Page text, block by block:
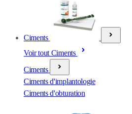
Ciments
Voir tout Ciments
Ciments
Ciments d'implantologie
Ciments d'obturation